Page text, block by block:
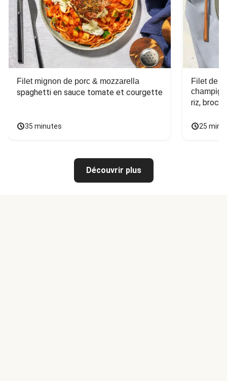
Filet mignon de porc & mozzarella
spaghetti en sauce tomate et courgette
35 minutes
Filet de
riz,
25
Découvrir plus